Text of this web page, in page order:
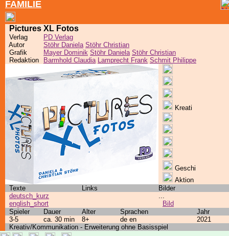
FAMILIE
Pictures XL Fotos
Verlag
PD Verlag
Autor
Stöhr Daniela Stöhr Christian
Grafik
Mayer Dominik Stöhr Daniela Stöhr Christian
Redaktion
Barmhold Claudia Lamprecht Frank Schmit Philippe
Kreati
Geschi
Aktion
Texte
Links
Bilder
deutsch_kurz
english_short
...
Bild
Spieler
Dauer Alter Sprachen
Jahr
3-5
ca. 30 min 8+ de en
2021
Kreativ/Kommunikation - Erweiterung ohne Basisspiel